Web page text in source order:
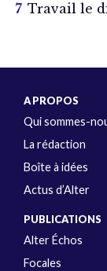
Travail le
A PROPOS
Qui sommes-
La rédaction
Boîte à idées
Actus d’Alter
PUBLICATIONS
Alter Échos
Focales